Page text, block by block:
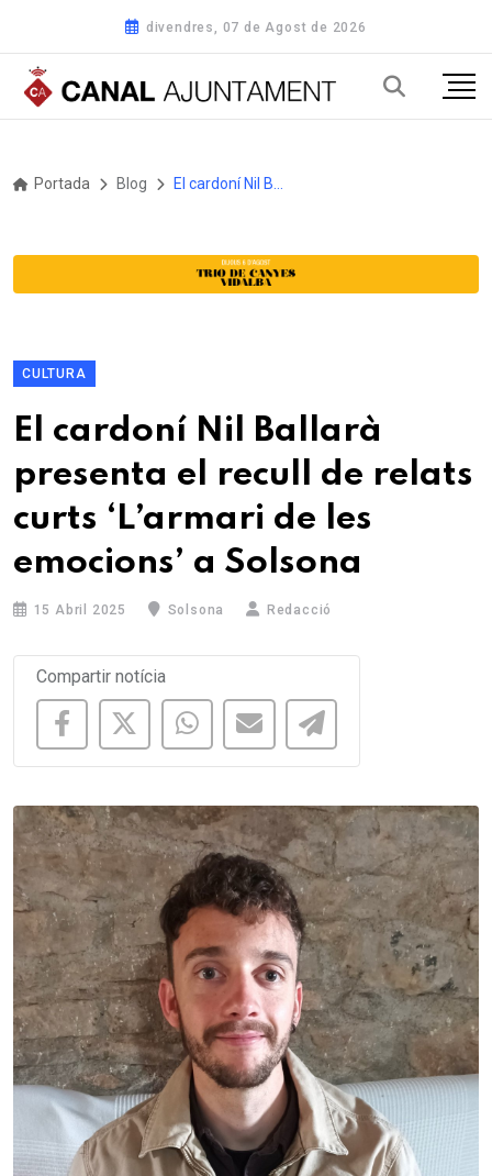
divendres, 07 de Agost de 2026
Portada Blog
CULTURA
El cardoní Nil Ballarà
presenta el recull de relats
curts ‘L’armari de les
emocions’ a Solsona
15 Abril 2025 Solsona Redacció
Compartir notícia